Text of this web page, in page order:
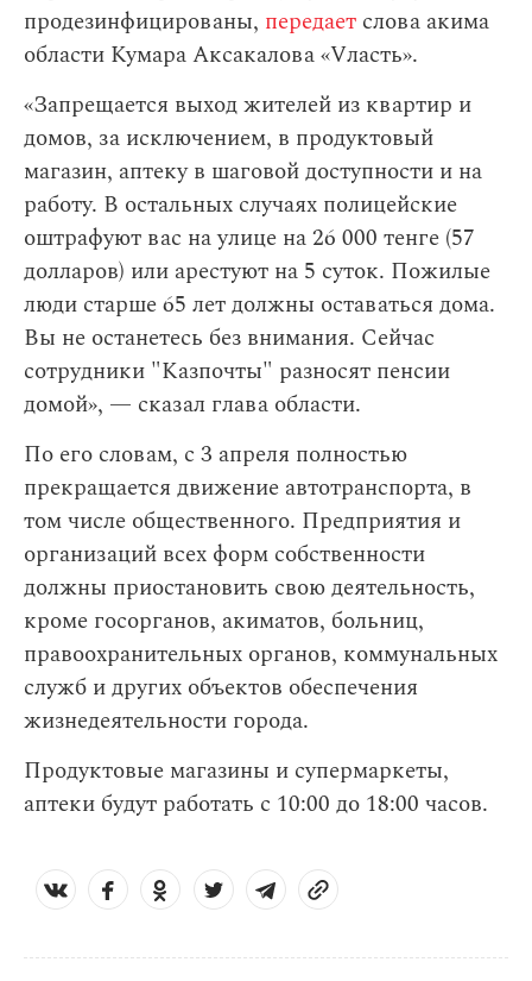
продезинфицированы, передает слова акима
области Кумара Аксакалова «Vласть».
«Запрещается выход жителей из квартир и
домов, за исключением, в продуктовый
магазин, аптеку в шаговой доступности и на
работу. В остальных случаях полицейские
оштрафуют вас на улице на 26 000 тенге (57
долларов) или арестуют на 5 суток. Пожилые
люди старше 65 лет должны оставаться дома.
Вы не останетесь без внимания. Сейчас
сотрудники "Казпочты" разносят пенсии
домой», — сказал глава области.
По его словам, с 3 апреля полностью
прекращается движение автотранспорта, в
том числе общественного. Предприятия и
организаций всех форм собственности
должны приостановить свою деятельность,
кроме госорганов, акиматов, больниц,
правоохранительных органов, коммунальных
служб и других объектов обеспечения
жизнедеятельности города.
Продуктовые магазины и супермаркеты,
аптеки будут работать с 10:00 до 18:00 часов.